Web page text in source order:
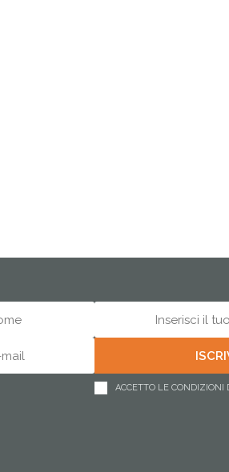
ACCETTO LE CONDIZIONI